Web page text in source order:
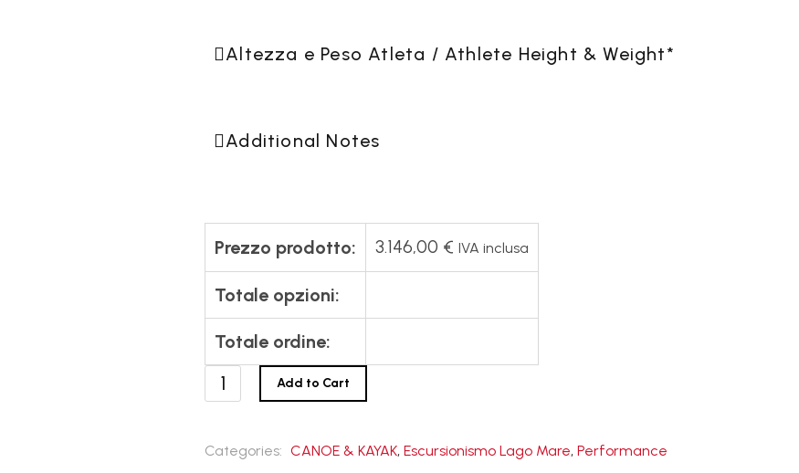
VAI ALLA SEZIONE
Altezza e Peso Atleta / Athlete Height & Weight*
Additional Notes
Prezzo prodotto: 3.146,00 € IVA inclusa
Totale opzioni:
Totale ordine:
Big
Monster
quantità
Add to Cart
Categories: CANOE & KAYAK, Escursionismo Lago Mare, Performance